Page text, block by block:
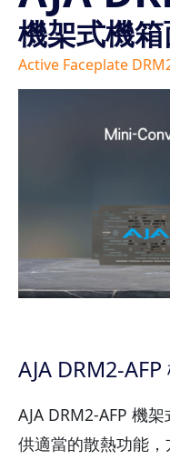
機架式機
Active Faceplate
AJA DRM2-
AJA DRM2-AFP 機
供適當的散熱功能